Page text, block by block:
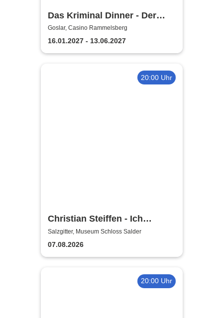
Das Kriminal Dinner - Der
Polterabendkiller
Goslar, Casino Rammelsberg
16.01.2027 - 13.06.2027
20:00 Uhr
Christian Steiffen - Ich
komme! 2026
Salzgitter, Museum Schloss Salder
07.08.2026
20:00 Uhr